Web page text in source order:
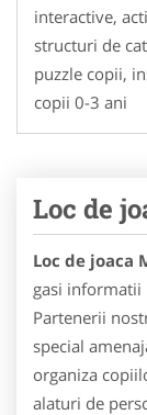
interactive,
structuri de
puzzle copii,
copii 0-3 ani
Loc de
Loc de joaca
gasi informatii
Partenerii
special
organiza
alaturi de